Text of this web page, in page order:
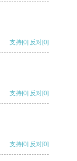
支持[0] 反对[0]
支持[0] 反对[0]
支持[0] 反对[0]